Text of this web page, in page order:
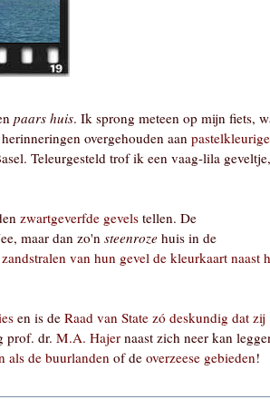
paars huis. Ik sprong meteen op mijn fiets,
overgehouden aan pastelkleurige
Teleurgesteld trof ik een vaag-lila
zwartgeverfde gevels tellen. De
maar dan zo'n steenroze huis in de
van hun gevel de kleurkaart naast
en is de Raad van State zó deskundig dat zij
prof. dr. M.A. Hajer naast zich neer kan
als de buurlandenof de overzeese gebieden!